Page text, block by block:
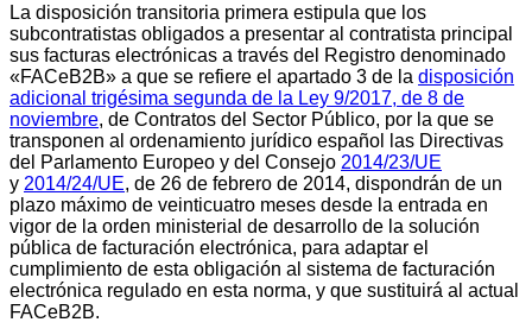
La disposición transitoria primera estipula que los
subcontratistas obligados a presentar al contratista principal
sus facturas electrónicas a través del Registro denominado
«FACeB2B» a que se refiere el apartado 3 de la disposición
adicional trigésima segunda de la Ley 9/2017, de 8 de
noviembre, de Contratos del Sector Público, por la que se
transponen al ordenamiento jurídico español las Directivas
del Parlamento Europeo y del Consejo 2014/23/UE
y 2014/24/UE, de 26 de febrero de 2014, dispondrán de un
plazo máximo de veinticuatro meses desde la entrada en
vigor de la orden ministerial de desarrollo de la solución
pública de facturación electrónica, para adaptar el
cumplimiento de esta obligación al sistema de facturación
electrónica regulado en esta norma, y que sustituirá al actual
FACeB2B.